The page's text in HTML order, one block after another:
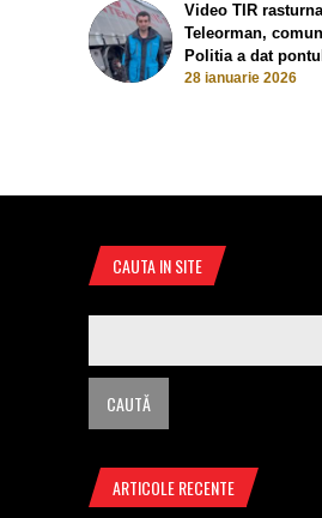
Video TIR
Teleorman,
Politia a dat
28 ianuarie 2026
CAUTA IN SITE
ARTICOLE RECENTE